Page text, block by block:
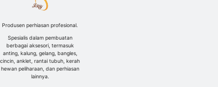
Produsen perhiasan profesional.
Spesialis dalam pembuatan
berbagai aksesori, termasuk
anting, kalung, gelang, bangles,
cincin, anklet, rantai tubuh, kerah
hewan peliharaan, dan perhiasan
lainnya.